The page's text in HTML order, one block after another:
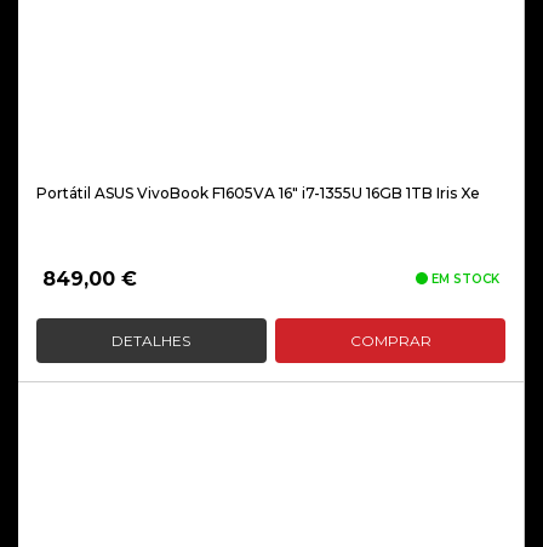
Portátil ASUS VivoBook F1605VA 16″ i7-1355U 16GB 1TB Iris Xe
849,00 € EM STOCK
DETALHES COMPRAR